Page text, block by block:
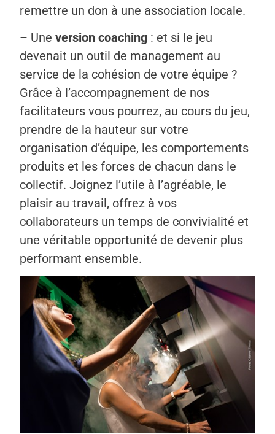
remettre un don à une association locale.
– Uneversion coaching : et si le jeu
devenait un outil de management au
service de la cohésion de votre équipe ?
Grâce à l’accompagnement de nos
facilitateurs vous pourrez, au cours du jeu,
prendre de la hauteur sur votre
organisation d’équipe, les comportements
produits et les forces de chacun dans le
collectif. Joignez l’utile à l’agréable, le
plaisir au travail, offrez à vos
collaborateurs un temps de convivialité et
une véritable opportunité de devenir plus
performant ensemble.